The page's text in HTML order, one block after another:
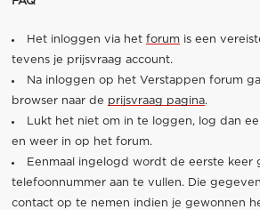
Het inloggen via het forumis een
tevens je prijsvraag account.
Na inloggen op het Verstappen forum
browser naar de prijsvraag pagina.
Lukt het niet om in te loggen, log dan
en weer in op het forum.
Eenmaal ingelogd wordt de eerste keer
telefoonnummer aan te vullen. Die
contact op te nemen indien je gewonnen